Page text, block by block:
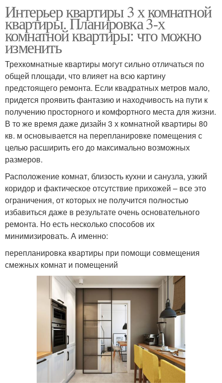
Интерьер квартиры 3 х комнатной
квартиры. Планировка 3-х
комнатной квартиры: что можно
изменить
Трехкомнатные квартиры могут сильно отличаться по
общей площади, что влияет на всю картину
предстоящего ремонта. Если квадратных метров мало,
придется проявить фантазию и находчивость на пути к
получению просторного и комфортного места для жизни.
В то же время даже дизайн 3 х комнатной квартиры 80
кв. м основывается на перепланировке помещения с
целью расширить его до максимально возможных
размеров.
Расположение комнат, близость кухни и санузла, узкий
коридор и фактическое отсутствие прихожей – все это
ограничения, от которых не получится полностью
избавиться даже в результате очень основательного
ремонта. Но есть несколько способов их
минимизировать. А именно:
перепланировка квартиры при помощи совмещения
смежных комнат и помещений